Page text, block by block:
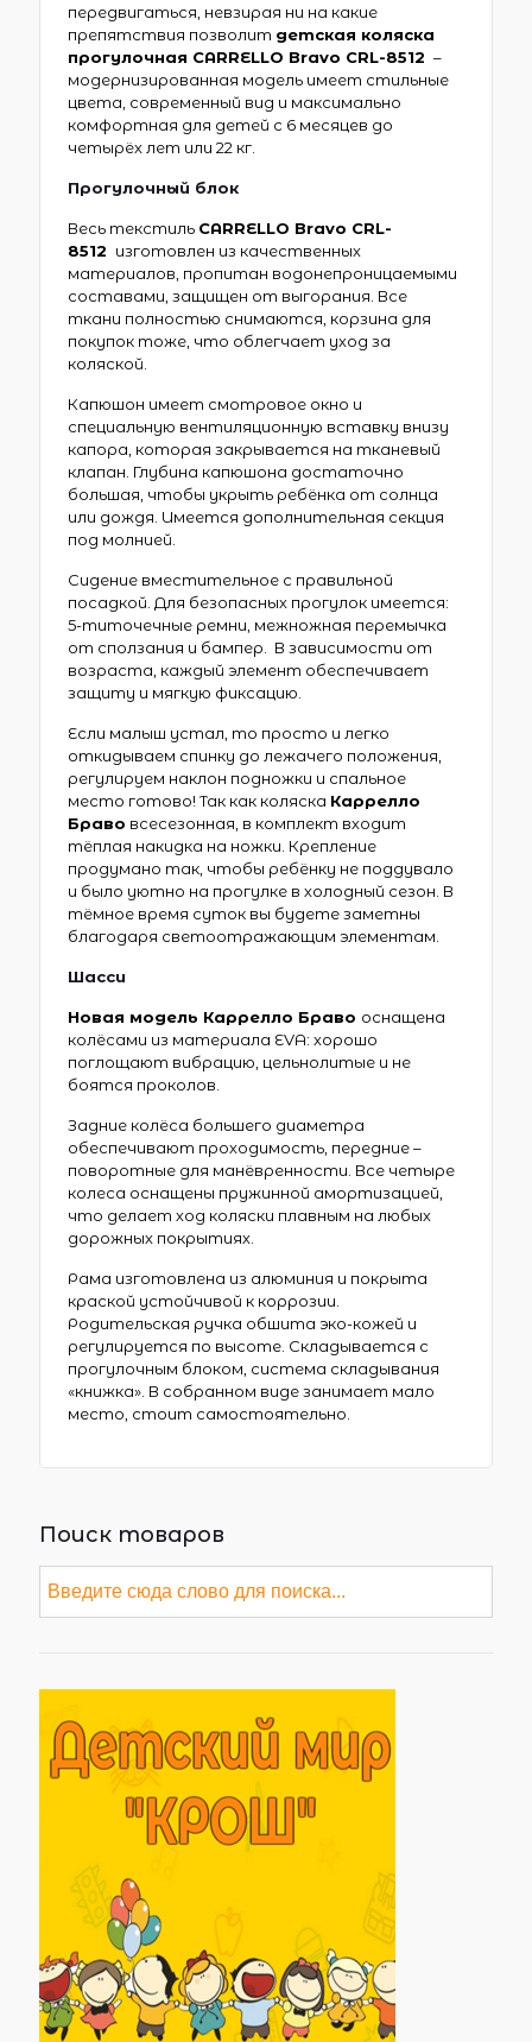
передвигаться, невзирая ни на какие
препятствия позволит детская коляска
прогулочная CARRELLO Bravo CRL-8512 –
модернизированная модель имеет стильные
цвета, современный вид и максимально
комфортная для детей с 6 месяцев до
четырёх лет или 22 кг.
Прогулочный блок
Весь текстиль CARRELLO Bravo CRL-
8512 изготовлен из качественных
материалов, пропитан водонепроницаемыми
составами, защищен от выгорания. Все
ткани полностью снимаются, корзина для
покупок тоже, что облегчает уход за
коляской.
Капюшон имеет смотровое окно и
специальную вентиляционную вставку внизу
капора, которая закрывается на тканевый
клапан. Глубина капюшона достаточно
большая, чтобы укрыть ребёнка от солнца
или дождя. Имеется дополнительная секция
под молнией.
Сидение вместительное с правильной
посадкой. Для безопасных прогулок имеется:
5-титочечные ремни, межножная перемычка
от сползания и бампер. В зависимости от
возраста, каждый элемент обеспечивает
защиту и мягкую фиксацию.
Если малыш устал, то просто и легко
откидываем спинку до лежачего положения,
регулируем наклон подножки и спальное
место готово! Так как коляска Каррелло
Браво всесезонная, в комплект входит
тёплая накидка на ножки. Крепление
продумано так, чтобы ребёнку не поддувало
и было уютно на прогулке в холодный сезон. В
тёмное время суток вы будете заметны
благодаря светоотражающим элементам.
Шасси
Новая модель Каррелло Браво оснащена
колёсами из материала EVA: хорошо
поглощают вибрацию, цельнолитые и не
боятся проколов.
Задние колёса большего диаметра
обеспечивают проходимость, передние –
поворотные для манёвренности. Все четыре
колеса оснащены пружинной амортизацией,
что делает ход коляски плавным на любых
дорожных покрытиях.
Рама изготовлена из алюминия и покрыта
краской устойчивой к коррозии.
Родительская ручка обшита эко-кожей и
регулируется по высоте. Складывается с
прогулочным блоком, система складывания
«книжка». В собранном виде занимает мало
место, стоит самостоятельно.
Поиск товаров